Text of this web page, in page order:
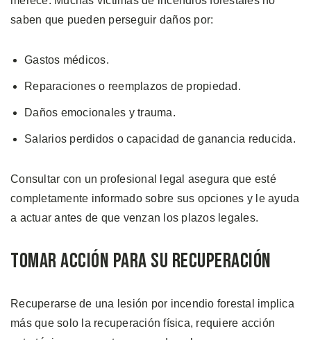
saben que pueden perseguir daños por:
Gastos médicos.
Reparaciones o reemplazos de propiedad.
Daños emocionales y trauma.
Salarios perdidos o capacidad de ganancia reducida.
Consultar con un profesional legal asegura que esté
completamente informado sobre sus opciones y le ayuda
a actuar antes de que venzan los plazos legales.
Tomar Acción para su Recuperación
Recuperarse de una lesión por incendio forestal implica
más que solo la recuperación física, requiere acción